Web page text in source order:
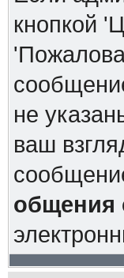
кнопкой
не
ваш
общения